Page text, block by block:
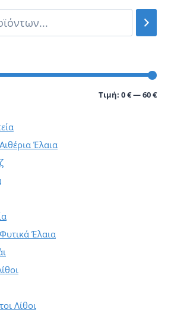
πολλαπλές
παραλλαγές.
μπορούν
να
Τιμή: 0 €—60 €
Έλαια
Έλαια
Λίθοι